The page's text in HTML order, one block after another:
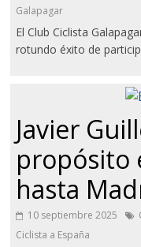
Galapagar
El Club Ciclista
rotundo éxito de
Javier
propósito
hasta
10 septiembre 2025
Ciclista a España